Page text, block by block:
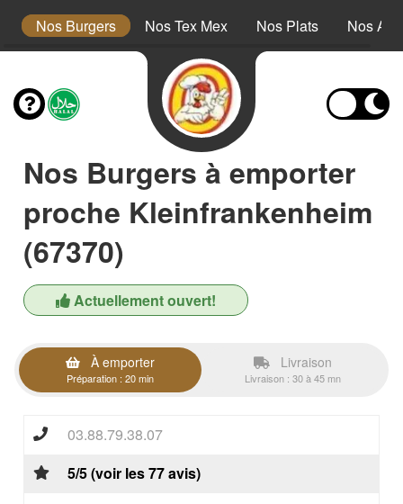
Nos Burgers Nos Tex Mex Nos Plats Nos
Nos Burgers à emporter
proche Kleinfrankenheim
(67370)
Actuellement ouvert!
À emporter
Préparation : 20 min
Livraison
Livraison : 30 à 45 mn
03.88.79.38.07
5/5 (voir les 77 avis)